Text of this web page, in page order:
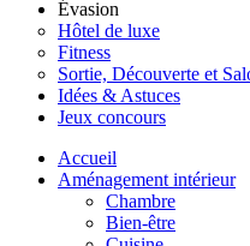
Évasion
Hôtel de luxe
Fitness
Sortie, Découverte et
Idées & Astuces
Jeux concours
Accueil
Aménagement intérieur
Chambre
Bien-être